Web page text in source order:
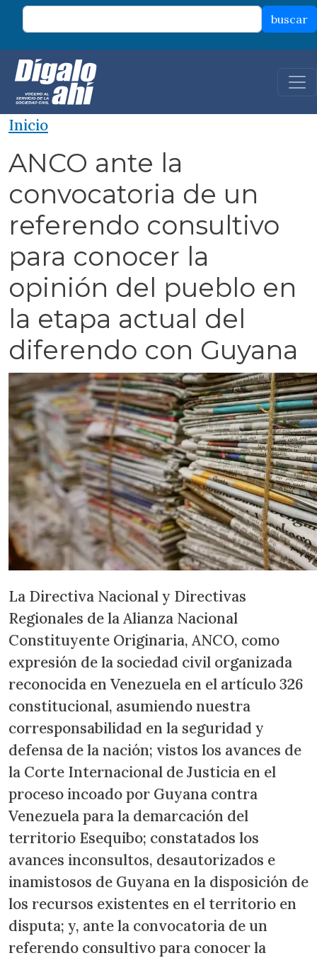
Pasar al contenido principal
buscar
Inicio
ANCO ante la
convocatoria de un
referendo consultivo
para conocer la
opinión del pueblo en
la etapa actual del
diferendo con Guyana
La Directiva Nacional y Directivas
Regionales de la Alianza Nacional
Constituyente Originaria, ANCO, como
expresión de la sociedad civil organizada
reconocida en Venezuela en el artículo 326
constitucional, asumiendo nuestra
corresponsabilidad en la seguridad y
defensa de la nación; vistos los avances de
la Corte Internacional de Justicia en el
proceso incoado por Guyana contra
Venezuela para la demarcación del
territorio Esequibo; constatados los
avances inconsultos, desautorizados e
inamistosos de Guyana en la disposición de
los recursos existentes en el territorio en
disputa; y, ante la convocatoria de un
referendo consultivo para conocer la